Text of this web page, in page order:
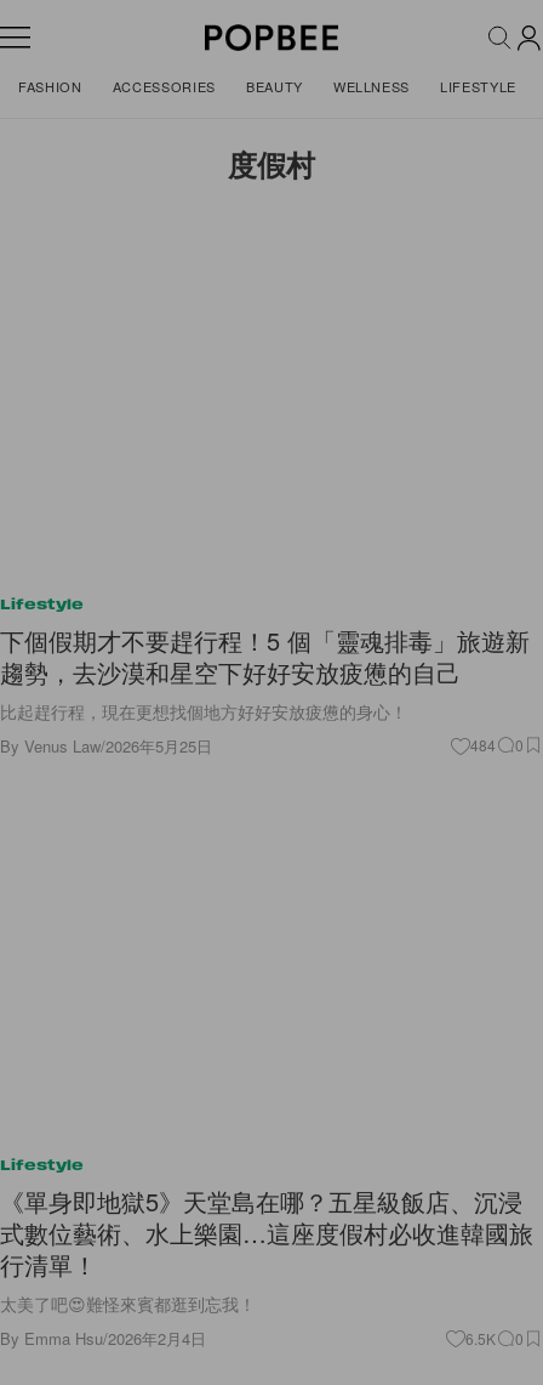
FASHION ACCESSORIES BEAUTY WELLNESS LIFESTYLE
度假村
Lifestyle
下個假期才不要趕行程！5 個「靈魂排毒」旅遊新
趨勢，去沙漠和星空下好好安放疲憊的自己
比起趕行程，現在更想找個地方好好安放疲憊的身心！
By Venus Law/2026年5月25日 484 0
Lifestyle
《單身即地獄5》天堂島在哪？五星級飯店、沉浸
式數位藝術、水上樂園…這座度假村必收進韓國旅
行清單！
太美了吧😍難怪來賓都逛到忘我！
By Emma Hsu/2026年2月4日 6.5K 0